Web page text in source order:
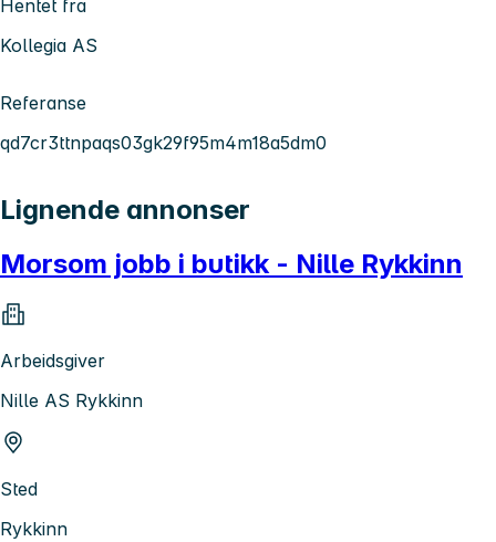
Hentet fra
Kollegia AS
Referanse
qd7cr3ttnpaqs03gk29f95m4m18a5dm0
Lignende annonser
Morsom jobb i butikk - Nille Rykkinn
Arbeidsgiver
Nille AS Rykkinn
Sted
Rykkinn